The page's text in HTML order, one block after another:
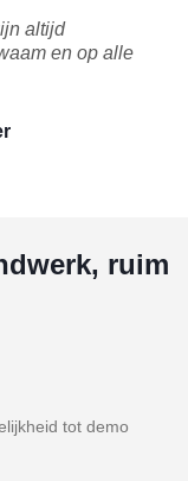
altijd
en op alle
ruim
tot demo